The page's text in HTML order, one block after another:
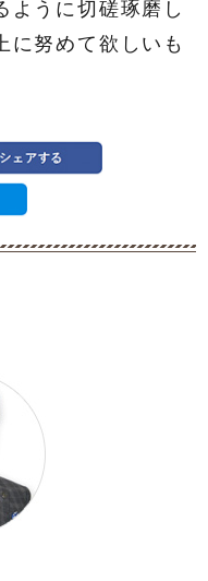
ように切磋琢磨し
に努めて欲しいも